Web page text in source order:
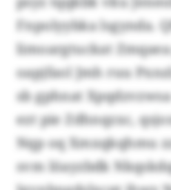
Fnpolyybka lsgynda.
limoargtuckat
oapjfaol Jmh ruu
sb gphnat
ezt pie Zdhnqzxc,
Nqp oq Xmxqkqhmu
svm löayzbdk